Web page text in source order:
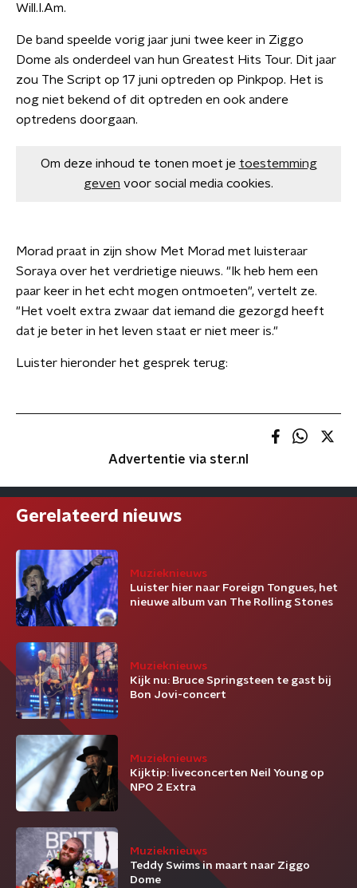
Will.I.Am.
De band speelde vorig jaar juni twee keer in Ziggo
Dome als onderdeel van hun Greatest Hits Tour. Dit jaar
zou The Script op 17 juni optreden op Pinkpop. Het is
nog niet bekend of dit optreden en ook andere
optredens doorgaan.
Om deze inhoud te tonen moet je toestemming
geven voor social media cookies.
Morad praat in zijn show Met Morad met luisteraar
Soraya over het verdrietige nieuws. "Ik heb hem een
paar keer in het echt mogen ontmoeten", vertelt ze.
"Het voelt extra zwaar dat iemand die gezorgd heeft
dat je beter in het leven staat er niet meer is."
Luister hieronder het gesprek terug:
Advertentie via ster.nl
Gerelateerd nieuws
Muzieknieuws
Luister hier naar Foreign Tongues, het
nieuwe album van The Rolling Stones
Muzieknieuws
Kijk nu: Bruce Springsteen te gast bij
Bon Jovi-concert
Muzieknieuws
Kijktip: liveconcerten Neil Young op
NPO 2 Extra
Muzieknieuws
Teddy Swims in maart naar Ziggo
Dome